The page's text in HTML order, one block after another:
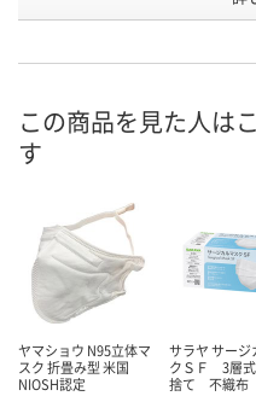
り畳み時）
在庫 直送品
数量
この商品を見た人は
す
ヤマショウ N95立体マ
スク 折畳み型 米国
NIOSH認定
サラヤ サージ
クＳＦ 3層
捨て 不織